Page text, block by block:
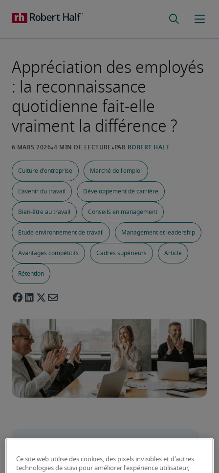
Appréciation des employés
: la reconnaissance
quotidienne fait-elle
vraiment la différence ?
Culture d'entreprise Marché de l'emploi
L’avenir du travail Développement de carrière
Bien-être au travail Conseils en management
Etude environnement de travail Management et leadership
Avantages compétitifs Cadres supérieurs Article
Rétention
Pourquoi l'appréciation quotidienne fait
la différence auprès de vos collaborateurs
Ce site web utilise des cookies, des pixels invisibles et d'autres
technologies de suivi pour améliorer l'expérience utilisateur,